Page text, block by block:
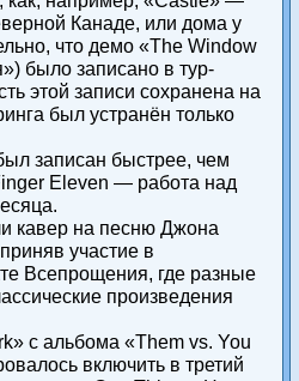
Канаде, или дома у
что демо «The Window
было записано в тур-
этой записи сохранена на
был устранён только
записан быстрее, чем
Eleven — работа над
кавер на песню Джона
участие в
Всепрощения, где разные
произведения
с альбома «Them vs. You
включить в третий